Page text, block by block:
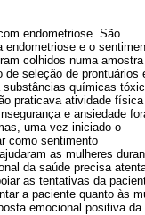
endometriose. São
endometriose e o
colhidos numa
de seleção de prontuários
substâncias químicas
praticava atividade
e ansiedade
uma vez iniciado o
como sentimento
as mulheres
da saúde precisa
as tentativas da
a paciente quanto às
emocional positiva